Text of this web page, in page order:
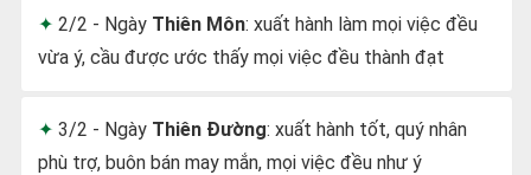
2/2 - Ngày Thiên Môn: xuất hành làm mọi việc đều
vừa ý, cầu được ước thấy mọi việc đều thành đạt
3/2 - Ngày Thiên Đường: xuất hành tốt, quý nhân
phù trợ, buôn bán may mắn, mọi việc đều như ý